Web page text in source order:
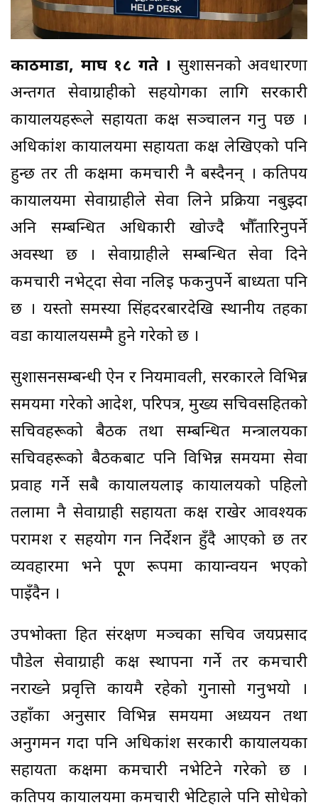
काठमाडौँ, माघ १८ गते । सुशासनको अवधारणा
अन्तर्गत सेवाग्राहीको सहयोगका लागि सरकारी
कार्यालयहरूले सहायता कक्ष सञ्चालन गर्नु पर्छ ।
अधिकांश कार्यालयमा सहायता कक्ष लेखिएको पनि
हुन्छ तर ती कक्षमा कर्मचारी नै बस्दैनन् । कतिपय
कार्यालयमा सेवाग्राहीले सेवा लिने प्रक्रिया नबुझ्दा
अनि सम्बन्धित अधिकारी खोज्दै भौँतारिनुपर्ने
अवस्था छ । सेवाग्राहीले सम्बन्धित सेवा दिने
कर्मचारी नभेट्दा सेवा नलिई फर्कनुपर्ने बाध्यता पनि
छ । यस्तो समस्या सिंहदरबारदेखि स्थानीय तहका
वडा कार्यालयसम्मै हुने गरेको छ ।
सुशासनसम्बन्धी ऐन र नियमावली, सरकारले विभिन्न
समयमा गरेको आदेश, परिपत्र, मुख्य सचिवसहितको
सचिवहरूको बैठक तथा सम्बन्धित मन्त्रालयका
सचिवहरूको बैठकबाट पनि विभिन्न समयमा सेवा
प्रवाह गर्ने सबै कार्यालयलाई कार्यालयको पहिलो
तलामा नै सेवाग्राही सहायता कक्ष राखेर आवश्यक
परामर्श र सहयोग गर्न निर्देशन हुँदै आएको छ तर
व्यवहारमा भने पूूर्ण रूपमा कार्यान्वयन भएको
पाइँदैन ।
उपभोक्ता हित संरक्षण मञ्चका सचिव जयप्रसाद
पौडेल सेवाग्राही कक्ष स्थापना गर्ने तर कर्मचारी
नराख्ने प्रवृत्ति कायमै रहेको गुनासो गर्नुभयो ।
उहाँका अनुसार विभिन्न समयमा अध्ययन तथा
अनुगमन गर्दा पनि अधिकांश सरकारी कार्यालयका
सहायता कक्षमा कर्मचारी नभेटिने गरेको छ ।
कतिपय कार्यालयमा कर्मचारी भेटिहाले पनि सोधेको